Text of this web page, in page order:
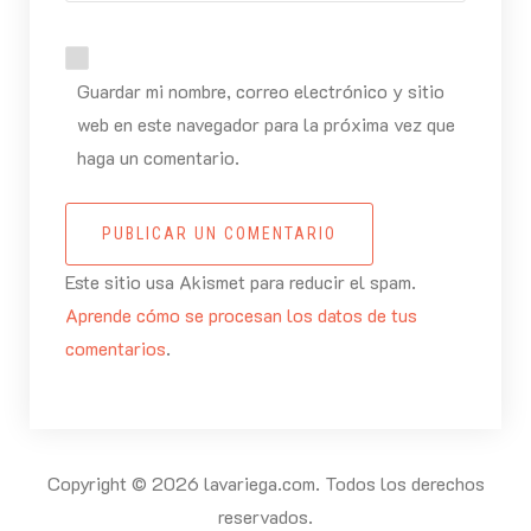
Guardar mi nombre, correo electrónico y sitio
web en este navegador para la próxima vez que
haga un comentario.
PUBLICAR UN COMENTARIO
Este sitio usa Akismet para reducir el spam.
Aprende cómo se procesan los datos de tus
comentarios.
Copyright © 2026 lavariega.com. Todos los derechos
reservados.